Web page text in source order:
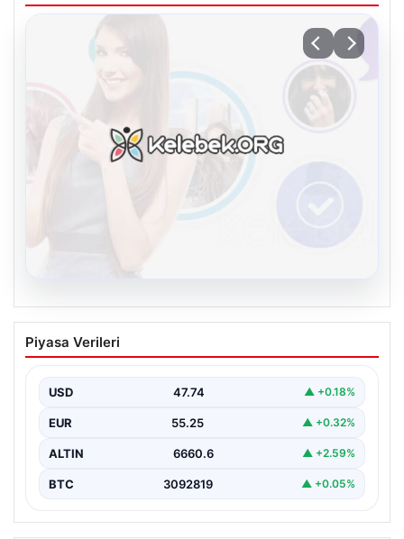
Kelebek sohbet platformu İle Dijital
İletişimin Seviyeli Adresi Ve Sohbet
Dijital ortamında insanların seviyeli bir şekilde iletişim
Piyasa Verileri
USD 47.74 ▲ +0.18%
EUR 55.25 ▲ +0.32%
ALTIN 6660.6 ▲ +2.59%
BTC 3092819 ▲ +0.05%